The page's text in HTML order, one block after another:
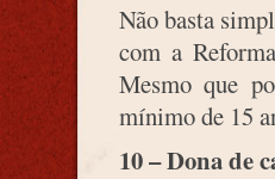
Não basta
com a
Mesmo que
mínimo de 15
10 – Dona de